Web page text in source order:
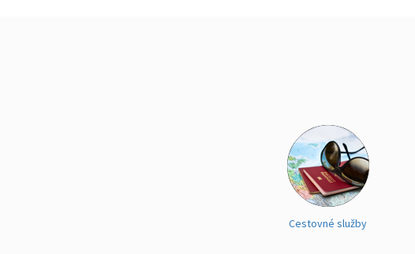
Cestovné služby